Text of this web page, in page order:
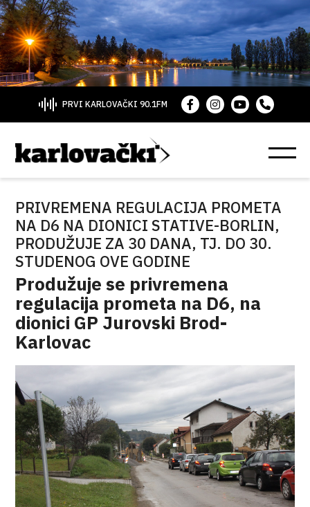
PRVI KARLOVAČKI 90.1FM
PRIVREMENA REGULACIJA PROMETA
NA D6 NA DIONICI STATIVE-BORLIN,
PRODUŽUJE ZA 30 DANA, TJ. DO 30.
STUDENOG OVE GODINE
Produžuje se privremena
regulacija prometa na D6, na
dionici GP Jurovski Brod-
Karlovac